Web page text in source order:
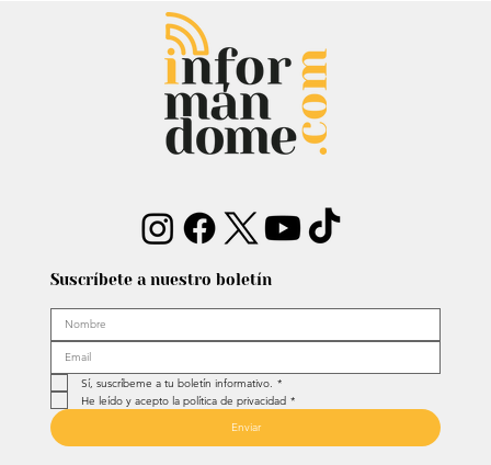
Chayanne se animó a trend viral y
dejó mensaje: “Antes de ser tu
Suscríbete a nuestro boletín
Sí, suscríbeme a tu boletín informativo. *
He leído y acepto la política de privacidad *
Enviar